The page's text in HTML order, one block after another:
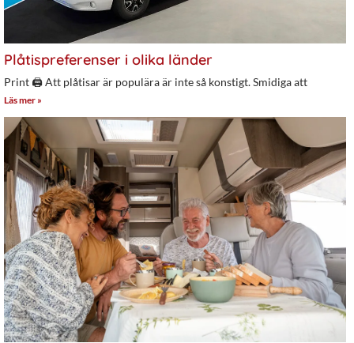
Plåtispreferenser i olika länder
Print 🖨 Att plåtisar är populära är inte så konstigt. Smidiga att
Läs mer »